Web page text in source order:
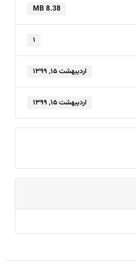
8.38 MB
۱
اردیبهشت ۱۵, ۱۳۹۹
اردیبهشت ۱۵, ۱۳۹۹